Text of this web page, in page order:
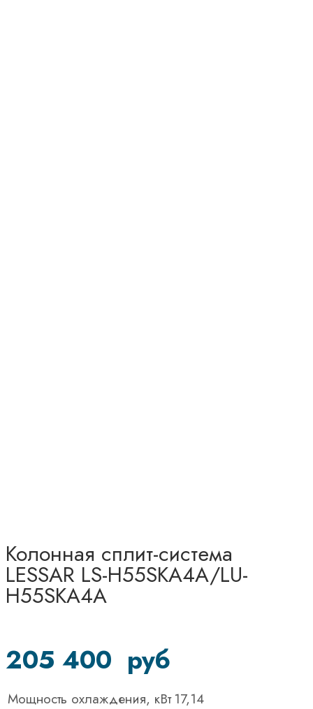
Колонная сплит-система
LESSAR LS-H55SKA4A/LU-
H55SKA4A
205 400 руб
Мощность охлаждения, кВт 17,14